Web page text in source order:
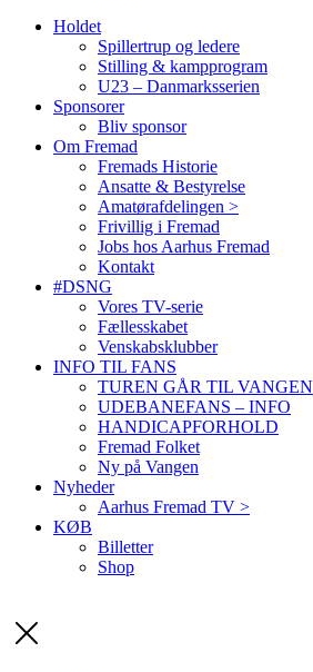
Holdet
Spillertrup og ledere
Stilling & kampprogram
U23 – Danmarksserien
Sponsorer
Bliv sponsor
Om Fremad
Fremads Historie
Ansatte & Bestyrelse
Amatørafdelingen >
Frivillig i Fremad
Jobs hos Aarhus Fremad
Kontakt
#DSNG
Vores TV-serie
Fællesskabet
Venskabsklubber
INFO TIL FANS
TUREN GÅR TIL VANGEN
UDEBANEFANS – INFO
HANDICAPFORHOLD
Fremad Folket
Ny på Vangen
Nyheder
Aarhus Fremad TV >
KØB
Billetter
Shop